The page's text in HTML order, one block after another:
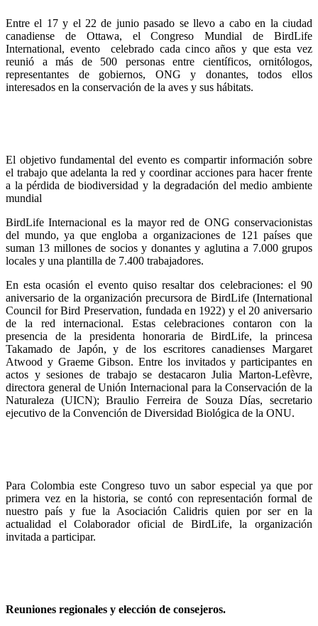
Entre el 17 y el 22 de junio pasado se llevo a cabo en la ciudad
canadiense de Ottawa, el Congreso Mundial de BirdLife
International, evento celebrado cada cinco años y que esta vez
reunió a más de 500 personas entre científicos, ornitólogos,
representantes de gobiernos, ONG y donantes, todos ellos
interesados en la conservación de la aves y sus hábitats.
El objetivo fundamental del evento es compartir información sobre
el trabajo que adelanta la red y coordinar acciones para hacer frente
a la pérdida de biodiversidad y la degradación del medio ambiente
mundial
BirdLife Internacional es la mayor red de ONG conservacionistas
del mundo, ya que engloba a organizaciones de 121 países que
suman 13 millones de socios y donantes y aglutina a 7.000 grupos
locales y una plantilla de 7.400 trabajadores.
En esta ocasión el evento quiso resaltar dos celebraciones: el 90
aniversario de la organización precursora de BirdLife (International
Council for Bird Preservation, fundada en 1922) y el 20 aniversario
de la red internacional. Estas celebraciones contaron con la
presencia de la presidenta honoraria de BirdLife, la princesa
Takamado de Japón, y de los escritores canadienses Margaret
Atwood y Graeme Gibson. Entre los invitados y participantes en
actos y sesiones de trabajo se destacaron Julia Marton-Lefèvre,
directora general de Unión Internacional para la Conservación de la
Naturaleza (UICN); Braulio Ferreira de Souza Días, secretario
ejecutivo de la Convención de Diversidad Biológica de la ONU.
Para Colombia este Congreso tuvo un sabor especial ya que por
primera vez en la historia, se contó con representación formal de
nuestro país y fue la Asociación Calidris quien por ser en la
actualidad el Colaborador oficial de BirdLife, la organización
invitada a participar.
Reuniones regionales y elección de consejeros.